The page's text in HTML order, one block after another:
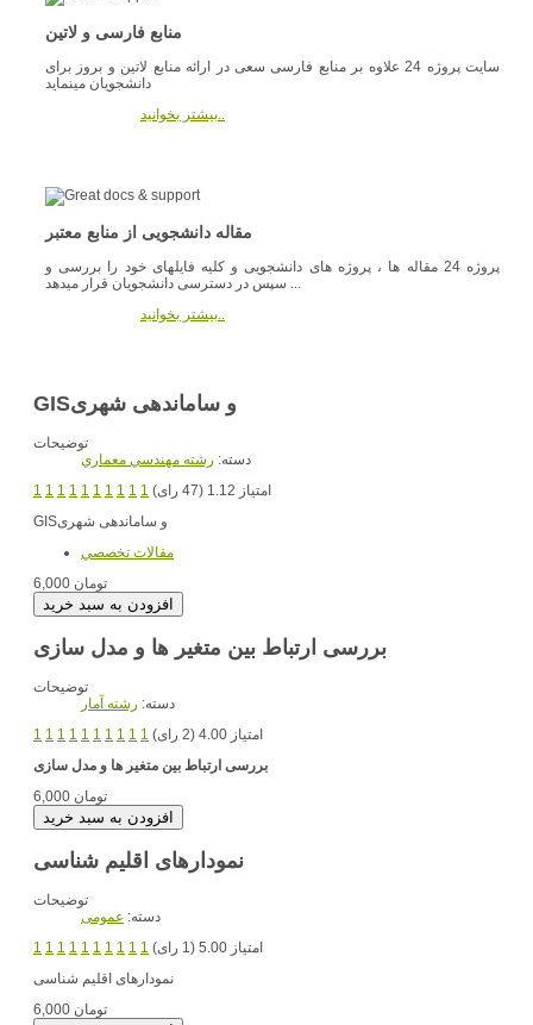
منابع فارسی و لاتین
سایت پروژه 24 علاوه بر منابع فارسی سعی در ارائه منابع لاتین و بروز برای
دانشجویان مینماید
بیشتر بخوانید..
مقاله دانشجویی از منابع معتبر
پروژه 24 مقاله ها ، پروژه های دانشجویی و کلیه فایلهای خود را بررسی و
سپس در دسترسی دانشجویان قرار میدهد ...
بیشتر بخوانید..
GISو ساماندهی شهری
توضیحات
دسته: رشته مهندسي معماري
1 1 1 1 1 1 1 1 1 1
امتیاز 1.12 (47 رای)
GISو ساماندهی شهری
مقالات تخصصي
6,000 تومان
بررسی ارتباط بین متغیر ها و مدل سازی
توضیحات
دسته: رشته آمار
1 1 1 1 1 1 1 1 1 1
امتیاز 4.00 (2 رای)
بررسی ارتباط بین متغیر ها و مدل سازی
6,000 تومان
نمودارهای اقلیم شناسی
توضیحات
دسته: عمومی
1 1 1 1 1 1 1 1 1 1
امتیاز 5.00 (1 رای)
6,000 تومان